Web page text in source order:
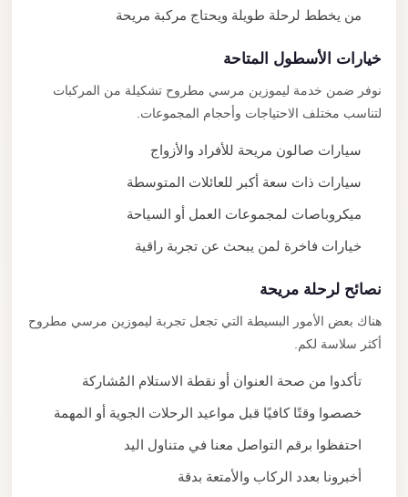
من يخطط لرحلة طويلة ويحتاج مركبة مريحة
خيارات الأسطول المتاحة
نوفر ضمن خدمة ليموزين مرسي مطروح تشكيلة من المركبات
لتناسب مختلف الاحتياجات وأحجام المجموعات.
سيارات صالون مريحة للأفراد والأزواج
سيارات ذات سعة أكبر للعائلات المتوسطة
ميكروباصات لمجموعات العمل أو السياحة
خيارات فاخرة لمن يبحث عن تجربة راقية
نصائح لرحلة مريحة
هناك بعض الأمور البسيطة التي تجعل تجربة ليموزين مرسي مطروح
أكثر سلاسة لكم.
تأكدوا من صحة العنوان أو نقطة الاستلام المُشاركة
خصصوا وقتًا كافيًا قبل مواعيد الرحلات الجوية أو المهمة
احتفظوا برقم التواصل معنا في متناول اليد
أخبرونا بعدد الركاب والأمتعة بدقة